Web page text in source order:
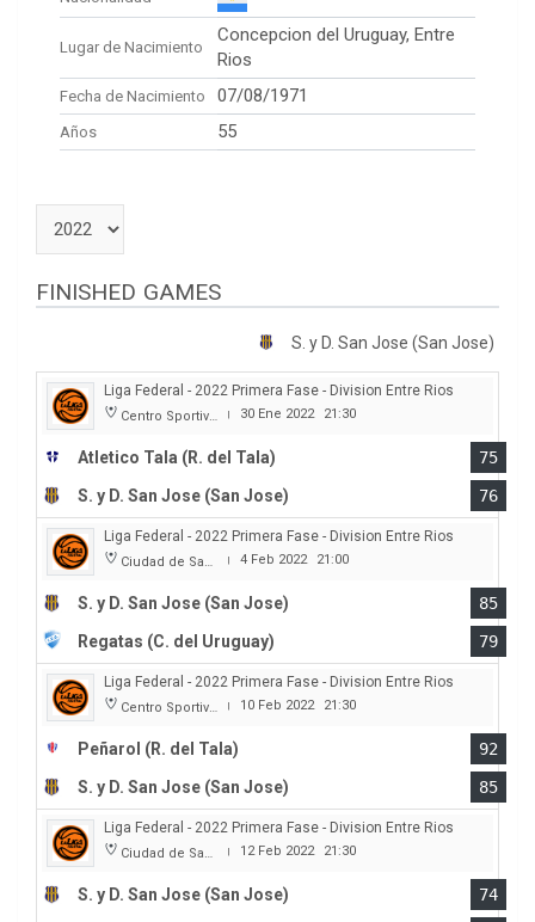
Lugar de Nacimiento
Concepcion del Uruguay, Entre
Rios
Fecha de Nacimiento 07/08/1971
Años 55
FINISHED GAMES
S. y D. San Jose (San Jose)
Liga Federal - 2022 Primera Fase - Division Entre Rios
Centro Sportivo Peñarol | 30 Ene 2022 21:30
Atletico Tala (R. del Tala)
75
S. y D. San Jose (San Jose)
76
Liga Federal - 2022 Primera Fase - Division Entre Rios
Ciudad de San Jose | 4 Feb 2022 21:00
S. y D. San Jose (San Jose)
85
Regatas (C. del Uruguay)
79
Liga Federal - 2022 Primera Fase - Division Entre Rios
Centro Sportivo Peñarol | 10 Feb 2022 21:30
Peñarol (R. del Tala)
92
S. y D. San Jose (San Jose)
85
Liga Federal - 2022 Primera Fase - Division Entre Rios
Ciudad de San Jose | 12 Feb 2022 21:30
S. y D. San Jose (San Jose)
74